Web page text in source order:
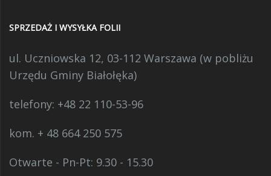
SPRZEDAŻ I WYSYŁKA FOLII
ul. Uczniowska 12, 03-112 Warszawa (w pobliżu
Urzędu Gminy Białołęka)
telefony: +48 22 110-53-96
kom. + 48 664 250 575
Otwarte - Pn-Pt: 9.30 - 15.30